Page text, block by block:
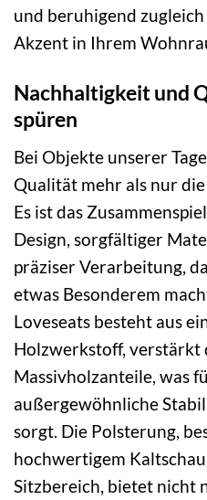
und beruhigend
Akzent in Ihrem
Nachhaltigkeit und
spüren
Bei Objekte unserer
Qualität mehr als nur
Es ist das
Design, sorgfältiger
präziser Verarbeitung,
etwas Besonderem
Loveseats besteht aus
Holzwerkstoff, verstärkt
Massivholzanteile, was
außergewöhnliche
sorgt. Die Polsterung,
hochwertigem
Sitzbereich, bietet nicht